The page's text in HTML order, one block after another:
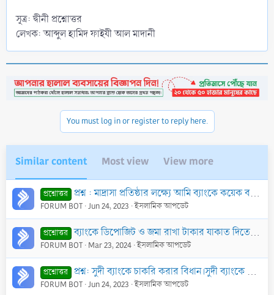
সূত্র: দ্বীনী প্রশ্নোত্তর
লেখক: আব্দুল হামিদ ফাইযী আল মাদানী
You must log in or register to reply here.
Similar content Most view View more
প্রশ্নোত্তর প্রশ্ন : মাদ্রাসা প্রতিষ্ঠার লক্ষ্যে আমি ব্যাংকে কয়েক বছর মেয়াদী ফিক্সড ডিপোজিট করে মাসিক ভিত্তিতে কিছু টাকা জমাতে চাই। লভ্যাংশ দান করে দেয়ার নিয়তে এট
FORUM BOT Jun 24, 2023 ইসলামিক আপডেট
প্রশ্নোত্তর ব্যাংকে ডিপোজিট ও জমা রাখা টাকার যাকাত দিতে হবে কি?
FORUM BOT Mar 23, 2024 ইসলামিক আপডেট
প্রশ্নোত্তর প্রশ্ন: সুদী ব্যাংকে চাকরি করার বিধান।সুদী ব্যাংকে চাকুরী করা কিভাবে ইসলামী শরীয়ত এর পরিপন্থী?
FORUM BOT Jun 24, 2023 ইসলামিক আপডেট